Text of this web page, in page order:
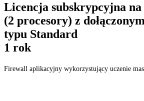
Licencja subskrypcyjna
(2 procesory) z
typu Standard
1 rok
Firewall aplikacyjny wykorzystujący uczenie